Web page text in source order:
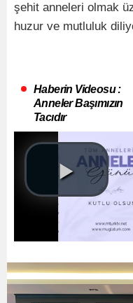
şehit anneleri olmak
huzur ve mutluluk
Haberin Videosu :
Anneler Başımızın
Tacıdır